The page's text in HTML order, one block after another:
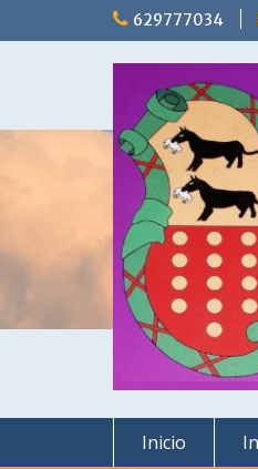
629777034
Inicio